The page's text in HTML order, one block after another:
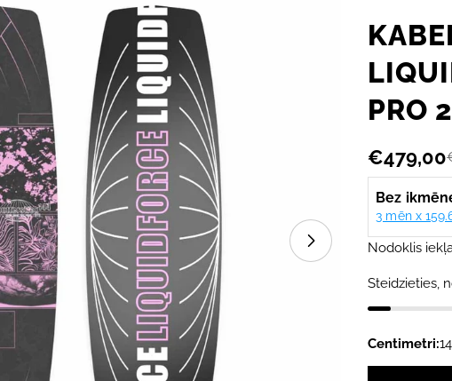
Atvērt mediju 1
PRO
Akcijas
cena
€479,00
Parastā
cena
Nodoklis
Steidzieties,
Centimetri: